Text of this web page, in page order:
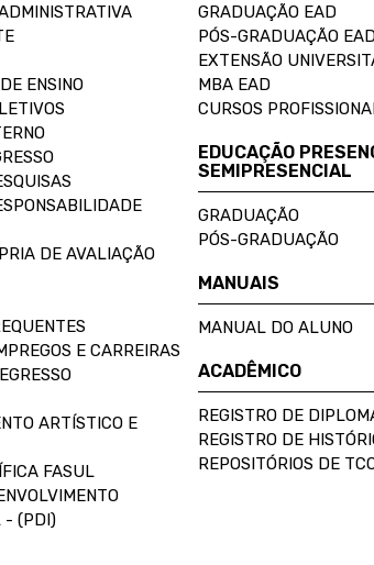
ENSINO
DE AVALIAÇÃO
E CARREIRAS
ARTÍSTICO E
FASUL
- (PDI)
GRADUAÇÃO EAD
PÓS-GRADUAÇÃO
EXTENSÃO
MBA EAD
CURSOS
EDUCAÇÃO
SEMIPRESENCIAL
GRADUAÇÃO
PÓS-GRADUAÇÃO
MANUAIS
MANUAL DO ALUNO
ACADÊMICO
REGISTRO DE
REGISTRO DE
REPOSITÓRIOS DE